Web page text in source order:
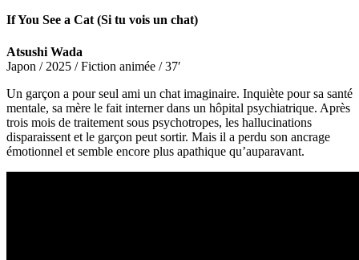
If You See a Cat (Si tu vois un chat)
Atsushi Wada
Japon / 2025 / Fiction animée / 37′
Un garçon a pour seul ami un chat imaginaire. Inquiète pour sa santé
mentale, sa mère le fait interner dans un hôpital psychiatrique. Après
trois mois de traitement sous psychotropes, les hallucinations
disparaissent et le garçon peut sortir. Mais il a perdu son ancrage
émotionnel et semble encore plus apathique qu’auparavant.